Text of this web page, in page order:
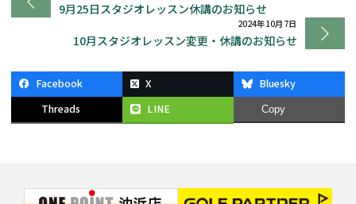
9月25日スタジオレッスン休講のお知らせ
2024年10月7日
10月スタジオレッスン変更・休講のお知らせ
Facebook X
Bluesky
Threads
LINE Copy